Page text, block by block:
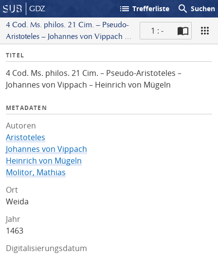
GDZ list Trefferliste search Suchen
4 Cod. Ms. philos. 21 Cim. – Pseudo-
Aristoteles – Johannes von Vippach –
1 : -
I
f
o
TITEL
4 Cod. Ms. philos. 21 Cim. – Pseudo-Aristoteles –
Johannes von Vippach – Heinrich von Mügeln
METADATEN
Autoren
Aristoteles
Johannes von Vippach
Heinrich von Mügeln
Molitor, Mathias
Ort
Weida
Jahr
1463
Digitalisierungsdatum